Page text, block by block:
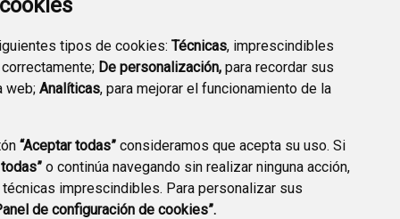
tipos de cookies: Técnicas, imprescindibles
De personalización, para recordar sus
web; Analíticas, para mejorar el funcionamiento de la
“Aceptar todas” consideramos que acepta su uso. Si
o continúa navegando sin realizar ninguna acción,
imprescindibles. Para personalizar sus
de configuración de cookies”.
TELEFÓNICO